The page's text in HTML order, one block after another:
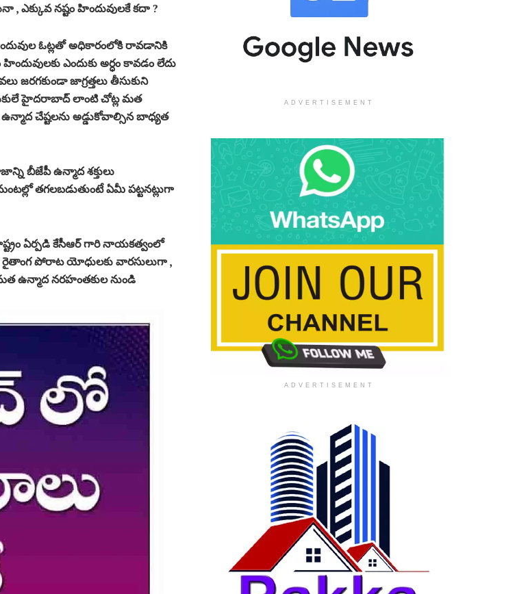
నష్టం హిందువులకే కదా ?
ఓట్లతో అధికారంలోకి రావడానికి
ఎందుకు అర్ధం కావడం లేదు
జాగ్రత్తలు తీసుకుని
హైదరాబాద్ లాంటి చోట్ల మత
ఉన్మాద చేష్టలను అడ్డుకోవాల్సిన బాధ్యత
బీజేపీ ఉన్మాద శక్తులు
తగలబడుతుంటే ఏమీ పట్టనట్లుగా
ఏర్పడి కేసీఆర్ గారి నాయకత్వంలో
రైతాంగ పోరాట యోధులకు వారసులుగా ,
ఉన్మాద నరహంతకుల నుండి
ADVERTISEMENT
ADVERTISEMENT